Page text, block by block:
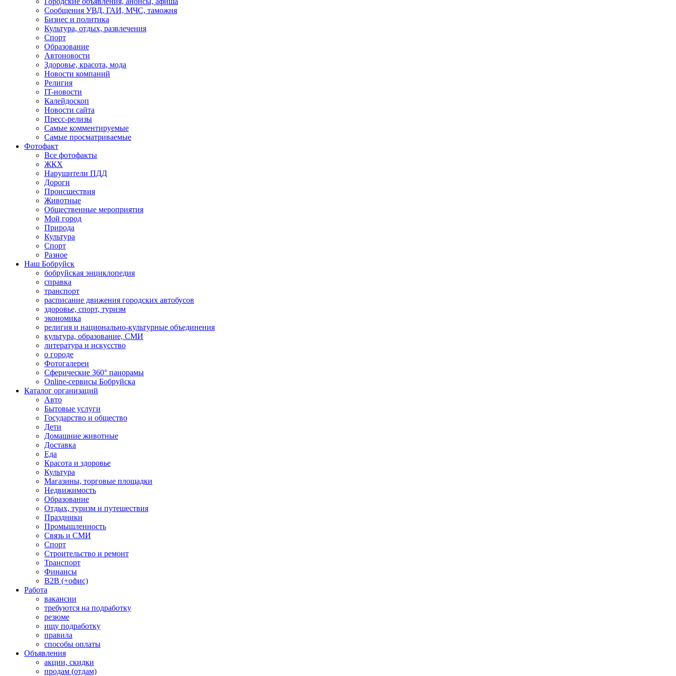
Сообщения УВД, ГАИ, МЧС, таможня
Бизнес и политика
Культура, отдых, развлечения
Спорт
Образование
Автоновости
Здоровье, красота, мода
Новости компаний
Религия
IT-новости
Калейдоскоп
Новости сайта
Пресс-релизы
Самые комментируемые
Самые просматриваемые
Фотофакт
Все фотофакты
ЖКХ
Нарушители ПДД
Дороги
Происшествия
Животные
Общественные мероприятия
Мой город
Природа
Культура
Спорт
Разное
Наш Бобруйск
бобруйская энциклопедия
справка
транспорт
расписание движения городских автобусов
здоровье, спорт, туризм
экономика
религия и национально-культурные объединения
культура, образование, СМИ
литература и искусство
о городе
Фотогалереи
Сферические 360° панорамы
Online-сервисы Бобруйска
Каталог организаций
Авто
Бытовые услуги
Государство и общество
Дети
Домашние животные
Доставка
Еда
Красота и здоровье
Культура
Магазины, торговые площадки
Недвижимость
Образование
Отдых, туризм и путешествия
Праздники
Промышленность
Связь и СМИ
Спорт
Строительство и ремонт
Транспорт
Финансы
B2B (+офис)
Работа
вакансии
требуются на подработку
резюме
ищу подработку
правила
способы оплаты
Объявления
акции, скидки
продам (отдам)